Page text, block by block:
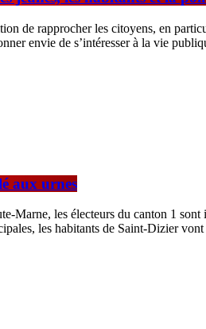
de rapprocher les citoyens, en
envie de s’intéresser à la vie
aux urnes
Marne, les électeurs du canton 1
les habitants de Saint-Dizier